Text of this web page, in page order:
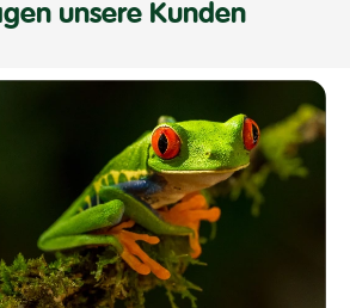
unsere Kunden